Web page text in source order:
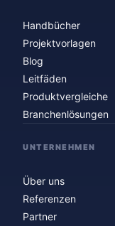
Handbücher
Projektvorlagen
Blog
Leitfäden
Produktvergleiche
Branchenlösungen
UNTERNEHMEN
Über uns
Referenzen
Partner